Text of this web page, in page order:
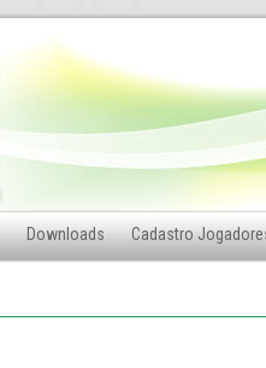
Downloads Cadastro